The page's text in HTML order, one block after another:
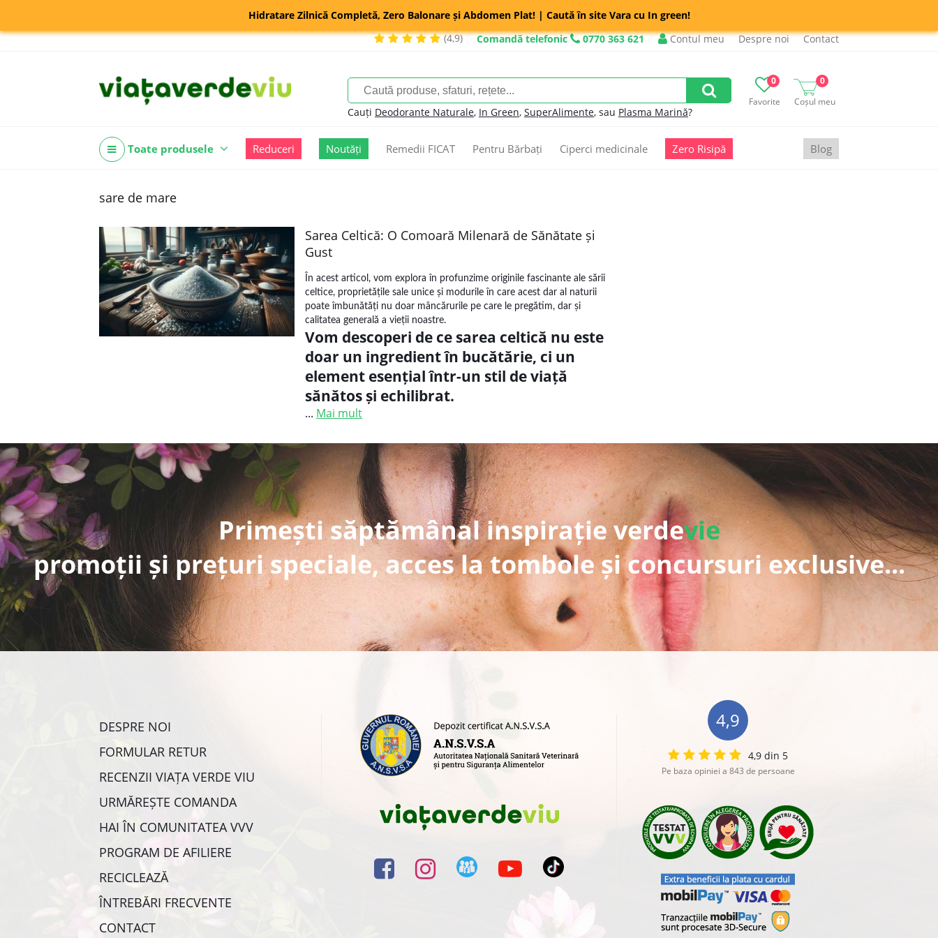
Hidratare Zilnică Completă, Zero Balonare și Abdomen Plat! | Caută în site Vara cu In green!
(4,9)
Comandă telefonic 0770 363 621 Contul meu Despre noi Contact
Favorite
0
Coșul meu
0
Cauți Deodorante Naturale, In Green, SuperAlimente, sau Plasma Marină?
Toate produsele Reduceri Noutăți Remedii FICAT Pentru Bărbați Ciperci medicinale Zero Risipă Blog
sare de mare
Sarea Celtică: O Comoară Milenară de Sănătate și
Gust
În acest articol, vom explora în profunzime originile fascinante ale sării
celtice, proprietățile sale unice și modurile în care acest dar al naturii
poate îmbunătăți nu doar mâncărurile pe care le pregătim, dar și
calitatea generală a vieții noastre.
Vom descoperi de ce sarea celtică nu este
doar un ingredient în bucătărie, ci un
element esențial într-un stil de viață
sănătos și echilibrat.
... Mai mult
Primești săptămânal inspirație verdevie
promoții și prețuri speciale, acces la tombole și concursuri exclusive...
DESPRE NOI
FORMULAR RETUR
RECENZII VIAȚA VERDE VIU
URMĂREȘTE COMANDA
HAI ÎN COMUNITATEA VVV
PROGRAM DE AFILIERE
RECICLEAZĂ
ÎNTREBĂRI FRECVENTE
CONTACT
4,9
4,9 din 5
Pe baza opiniei a 843 de persoane